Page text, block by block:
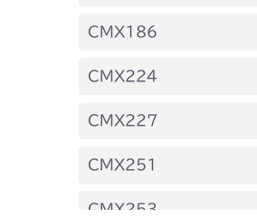
フロントデフ FIG4 ナッ
CMX186
フロントデフ FIG4 ナッ
CMX224
フロントデフ FIG4 ナッ
CMX227
フロントデフ FIG4 ナッ
CMX251
フロントデフ FIG4 ナッ
CMX253